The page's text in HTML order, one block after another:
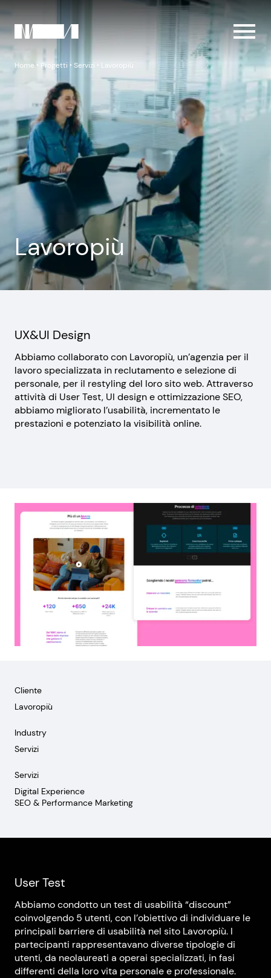
Home ‣ Progetti ‣ Servizi ‣ Lavoropiù
Lavoropiù
UX&UI Design
Abbiamo collaborato con Lavoropiù, un’agenzia per il
lavoro specializzata in reclutamento e selezione di
personale, per il restyling del loro sito web. Attraverso
attività di User Test, UI design e ottimizzazione SEO,
abbiamo migliorato l’usabilità, incrementato le
prestazioni e potenziato la visibilità online.
Cliente
Lavoropiù
Industry
Servizi
Servizi
Digital Experience
SEO & Performance Marketing
User Test
Abbiamo condotto un test di usabilità “discount”
coinvolgendo 5 utenti, con l’obiettivo di individuare le
principali barriere di usabilità nel sito Lavoropiù. I
partecipanti rappresentavano diverse tipologie di
utenti, da neolaureati a operai specializzati, in fasi
differenti della loro vita personale e professionale.